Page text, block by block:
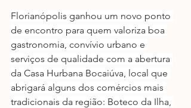
Florianópolis ganhou um ​​novo ponto
de encontro para quem valoriza boa
gastronomia, convívio urbano e
serviços de qualidade com a abertura
da Casa Hurbana Bocaiúva, local que
abrigará alguns dos comércios mais
tradicionais da região: Boteco da Ilha,